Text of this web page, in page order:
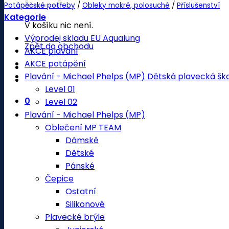
V košíku nic není.
Zpět do obchodu
0
Potápěčské potřeby / Obleky mokré, polosuché / Příslušenství
Kategorie
Výprodej skladu EU Aqualung
AKCE plavání
AKCE potápění
Plavání - Michael Phelps (MP) Dětská plavecká
Level 01
Level 02
Plavání - Michael Phelps (MP)
Oblečení MP TEAM
Dámské
Dětské
Pánské
Čepice
Ostatní
Silikonové
Plavecké brýle